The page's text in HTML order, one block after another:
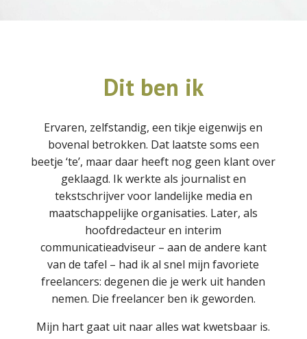
Dit ben ik
Ervaren, zelfstandig, een tikje eigenwijs en
bovenal betrokken. Dat laatste soms een
beetje ‘te’, maar daar heeft nog geen klant over
geklaagd. Ik werkte als journalist en
tekstschrijver voor landelijke media en
maatschappelijke organisaties. Later, als
hoofdredacteur en interim
communicatieadviseur – aan de andere kant
van de tafel – had ik al snel mijn favoriete
freelancers: degenen die je werk uit handen
nemen. Die freelancer ben ik geworden.
Mijn hart gaat uit naar alles wat kwetsbaar is.